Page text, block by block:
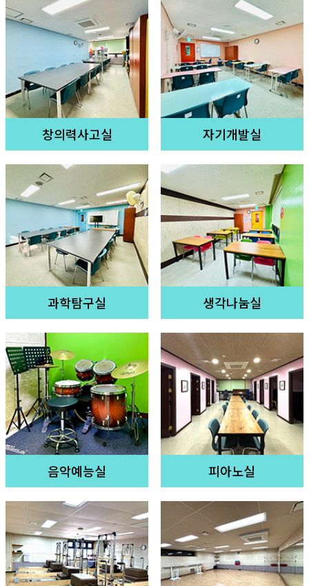
창의력사고실 자기개발실
과학탐구실 생각나눔실
음악예능실 피아노실